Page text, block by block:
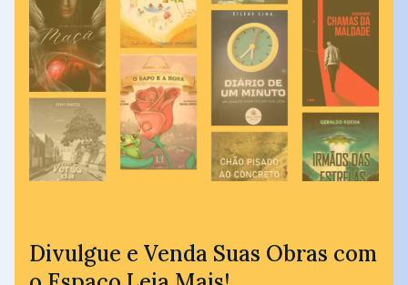
Divulgue e Venda Suas Obras com